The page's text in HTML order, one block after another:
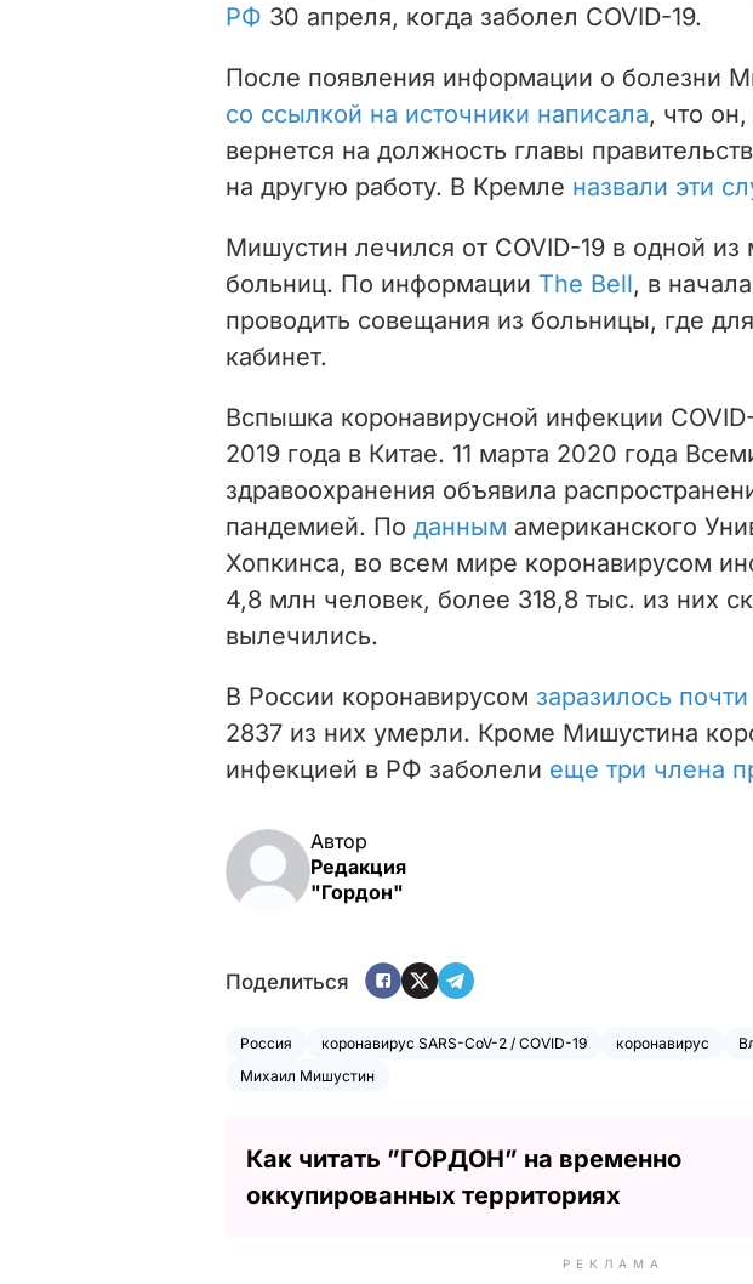
РФ 30 апреля, когда заболел COVID-19.
После появления информации о болезни
со ссылкой на источники написала, что
вернется на должность главы
на другую работу. В Кремле назвали эти
Мишустин лечился от COVID-19 в одной из
больниц. По информации The Bell, в
проводить совещания из больницы, где
кабинет.
Вспышка коронавирусной инфекции
2019 года в Китае. 11 марта 2020 года
здравоохранения объявила
пандемией. По данным американского
Хопкинса, во всем мире коронавирусом
4,8 млн человек, более 318,8 тыс. из них
вылечились.
В России коронавирусом заразилось
2837 из них умерли. Кроме Мишустина
инфекцией в РФ заболели еще три члена
Автор
Редакция
"Гордон"
Поделиться
Россия коронавирус SARS-CoV-2 / COVID-19 коронавирус
Михаил Мишустин
Как читать ”ГОРДОН” на временно
оккупированных территориях
РЕКЛАМА